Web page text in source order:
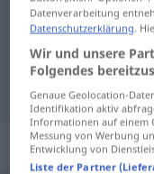
spustiti(spuštati)se
zalomiti(über
Datenverarbeitung
Datenschutzerklärung .
Wir und unsere
Folgendes
Genaue Geolocation-
Identifikation aktiv
Informationen auf einem
Messung von Werbung
Entwicklung von
Liste der Partner